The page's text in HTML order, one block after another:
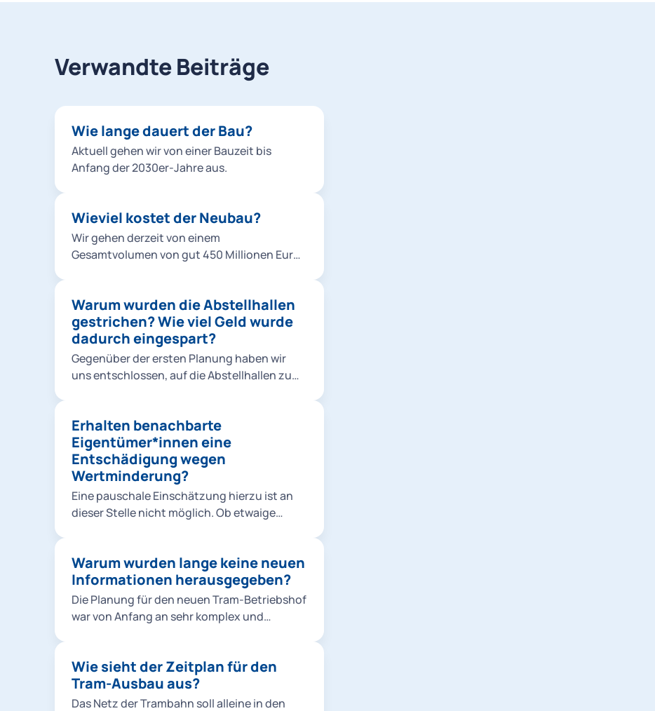
Verwandte Beiträge
Wie lange dauert der Bau?
Aktuell gehen wir von einer Bauzeit bis
Anfang der 2030er-Jahre aus.
Wieviel kostet der Neubau?
Wir gehen derzeit von einem
Gesamtvolumen von gut 450 Millionen Euro
die Preisentwicklung bis Mitte der 2020er-
Jahre berücksichtigt.
Warum wurden die Abstellhallen
gestrichen? Wie viel Geld wurde
dadurch eingespart?
Gegenüber der ersten Planung haben wir
uns entschlossen, auf die Abstellhallen zu
die kommunalen Finanzen erhöht. Daher
wurde rund ein Drittel der vormals
veranschlagten Projektkosten eingespart.
Der größte Posten waren dabei die
Abstellhallen. Keine Option wären allerdings
Einsparungen auf Kosten des
Erhalten benachbarte
Eigentümer*innen eine
Entschädigung wegen
Wertminderung?
Eine pauschale Einschätzung hierzu ist an
dieser Stelle nicht möglich. Ob etwaige
von Oberbayern zeigen.
Warum wurden lange keine neuen
Informationen herausgegeben?
Die Planung für den neuen Tram-Betriebshof
war von Anfang an sehr komplex und
begonnen werden. In der ersten Planung
zwischen 2015 und 2018 haben wir drei
öffentliche Informationsveranstaltungen
Wie sieht der Zeitplan für den
Tram-Ausbau aus?
Das Netz der Trambahn soll alleine in den